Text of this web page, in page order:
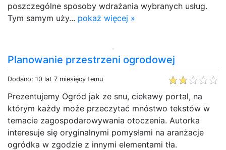
poszczególne sposoby wdrażania wybranych usług.
Tym samym uży... pokaż więcej »
Planowanie przestrzeni ogrodowej
Dodano: 10 lat 7 miesięcy temu
Prezentujemy Ogród jak ze snu, ciekawy portal, na
którym każdy może przeczytać mnóstwo tekstów w
temacie zagospodarowywania otoczenia. Autorka
interesuje się oryginalnymi pomysłami na aranżacje
ogródka w zgodzie z innymi elementami tła.